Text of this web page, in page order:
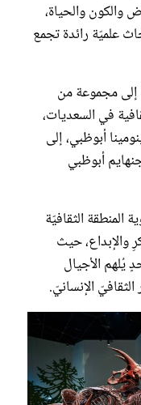
الأرض والكون والحياة،
علميّة رائدة تجمع
إلى مجموعة من
في السعديات،
أبوظبي، إلى
أبوظبي
الثقافيّة
والإبداع، حيث
يُلهم الأجيال
الإنسانيّ.